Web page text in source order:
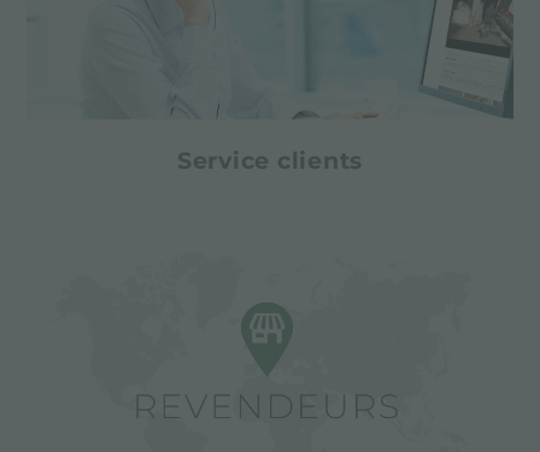
Service clients